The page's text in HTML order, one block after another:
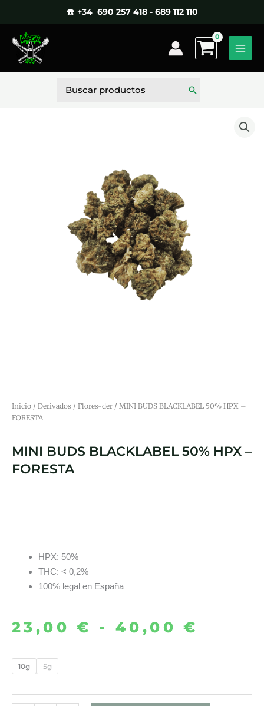
contenido
☎️ +34 690 257 418 - 689 112 110
por:
Inicio / Derivados / Flores-der / MINI BUDS BLACKLABEL 50% HPX –
FORESTA
MINI BUDS BLACKLABEL 50% HPX –
FORESTA
HPX: 50%
THC: < 0,2%
100% legal en España
23,00€ - 40,00€
10g 5g
MINI
BLACKLABEL